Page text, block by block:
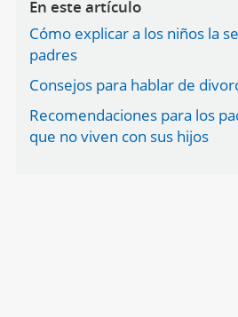
En este artículo
Cómo explicar a los niños la
padres
Consejos para hablar de
Recomendaciones para los
que no viven con sus hijos